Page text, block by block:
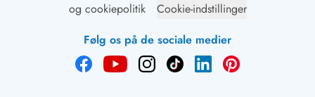
og cookiepolitik
Cookie-indstillinger
Følg os på de sociale medier